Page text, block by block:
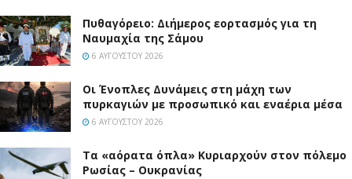
Πυθαγόρειο: Διήμερος εορτασμός για τη
Ναυμαχία της Σάμου
6 ΑΥΓΟΎΣΤΟΥ 2026
Οι Ένοπλες Δυνάμεις στη μάχη των
πυρκαγιών με προσωπικό και εναέρια μέσα
6 ΑΥΓΟΎΣΤΟΥ 2026
Τα «αόρατα όπλα» Κυριαρχούν στον πόλεμο
Ρωσίας – Ουκρανίας